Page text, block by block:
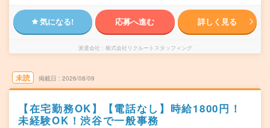
気になる! 応募へ進む 詳しく見る
派遣会社 株式会社リクルートスタッフィング
未読 掲載日 2026/08/09
【在宅勤務OK】【電話なし】時給1800円！
未経験OK！渋谷で一般事務